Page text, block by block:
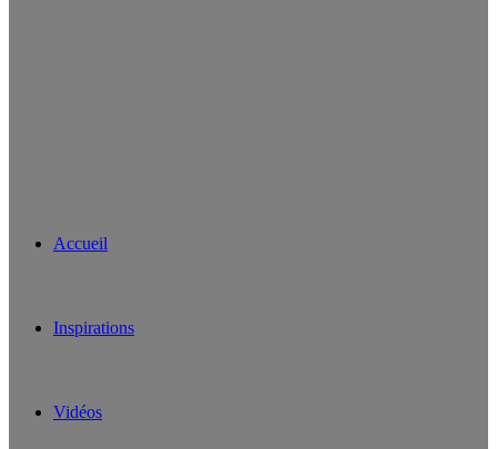
Accueil
Inspirations
Vidéos